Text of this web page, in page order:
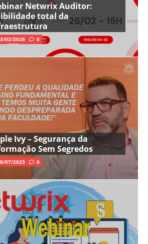
Netwrix Auditor:
total da
02/2026 0
Ivy – Segurança da
Sem Segredos
07/2025 0